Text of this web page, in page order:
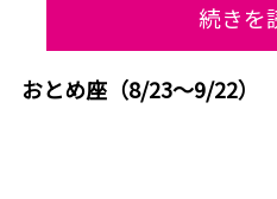
続きを
おとめ座（8/23～9/22）